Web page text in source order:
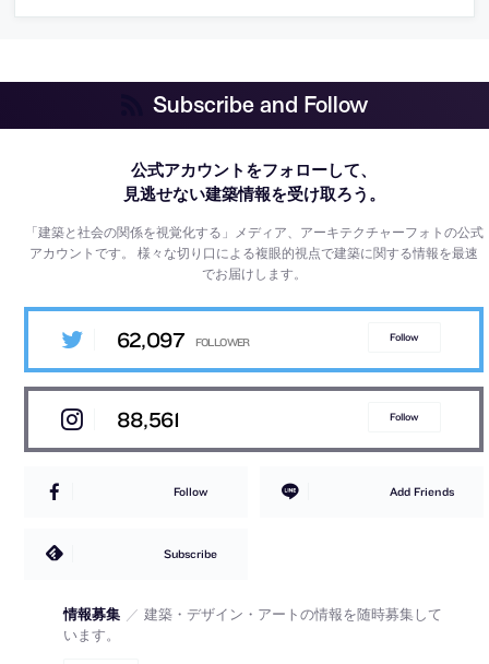
Subscribe and Follow
公式アカウントをフォローして、
見逃せない建築情報を受け取ろう。
「建築と社会の関係を視覚化する」メディア、アーキテクチャーフォトの公式
アカウントです。様々な切り口による複眼的視点で建築に関する情報を最速
でお届けします。
62,097 Follow
88,561 Follow
Follow Add Friends
Subscribe
情報募集 ／ 建築・デザイン・アートの情報を随時募集して
います。